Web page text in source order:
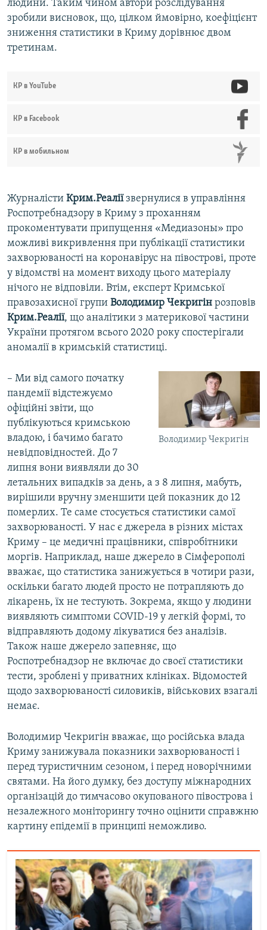
людини. Таким чином автори розслідування
зробили висновок, що, цілком ймовірно, коефіцієнт
зниження статистики в Криму дорівнює двом
третинам.
КР в YouTube
КР в Facebook
КР в мобильном
Журналісти Крим.Реаліїзвернулися в управління
Роспотребнадзору в Криму з проханням
прокоментувати припущення «Медиазоны» про
можливі викривлення при публікації статистики
захворюваності на коронавірус на півострові, проте
у відомстві на момент виходу цього матеріалу
нічого не відповіли. Втім, експерт Кримської
правозахисної групи Володимир Чекригін розповів
Крим.Реалії, що аналітики з материкової частини
України протягом всього 2020 року спостерігали
аномалії в кримській статистиці.
Володимир Чекригін
– Ми від самого початку
пандемії відстежуємо
офіційні звіти, що
публікуються кримською
владою, і бачимо багато
невідповідностей. До 7
липня вони виявляли до 30
летальних випадків за день, а з 8 липня, мабуть,
вирішили вручну зменшити цей показник до 12
померлих. Те саме стосується статистики самої
захворюваності. У нас є джерела в різних містах
Криму – це медичні працівники, співробітники
моргів. Наприклад, наше джерело в Сімферополі
вважає, що статистика занижується в чотири рази,
оскільки багато людей просто не потрапляють до
лікарень, їх не тестують. Зокрема, якщо у людини
виявляють симптоми COVID-19 у легкій формі, то
відправляють додому лікуватися без аналізів.
Також наше джерело запевняє, що
Роспотребнадзор не включає до своєї статистики
тести, зроблені у приватних клініках. Відомостей
щодо захворюваності силовиків, військових взагалі
немає.
Володимир Чекригін вважає, що російська влада
Криму занижувала показники захворюваності і
перед туристичним сезоном, і перед новорічними
святами. На його думку, без доступу міжнародних
організацій до тимчасово окупованого півострова і
незалежного моніторингу точно оцінити справжню
картину епідемії в принципі неможливо.